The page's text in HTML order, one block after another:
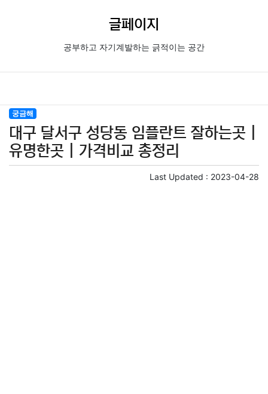
글페이지
공부하고 자기계발하는 긁적이는 공간
궁금해
대구 달서구 성당동 임플란트 잘하는곳 |
유명한곳 | 가격비교 총정리
Last Updated : 2023-04-28